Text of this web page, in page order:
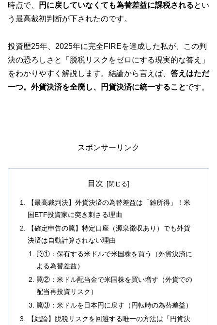
時点で、
円に戻していなくても為替差益に課税されるとい
う最高裁初判断が下されたのです。
投資歴25年、2025年に完全FIREを達成した私が、この判
決の恐ろしさと「脱税リスクをゼロにする現実的な答え」
をわかりやすく解説します。結論から言えば、 答えはただ
一つ。外貨決済を全廃し、円貨決済に統一することです。
スポンサーリンク
目次
【最高裁判決】外貨決済の為替差益は「雑所得」！米
国ETF投資家に突き刺さる理由
【確定申告の罠】特定口座（源泉徴収あり）でも外貨
決済は自動計算されない理由
罠①：保有する米ドルで米国株を買う（外貨決済に
よる為替差益）
罠②：米ドル配当金で米国株を買い増す（外貨での
配当再投資リスク）
罠③：米ドルを日本円に戻す（円転時の為替差益）
【結論】脱税リスクを回避する唯一の方法は「円貨決